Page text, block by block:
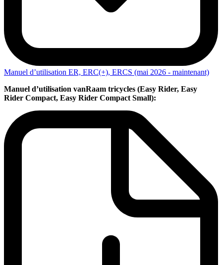
Manuel d’utilisation ER, ERC(+), ERCS (mai 2026 - maintenant)
Manuel d’utilisation vanRaam tricycles (Easy Rider, Easy
Rider Compact, Easy Rider Compact Small):